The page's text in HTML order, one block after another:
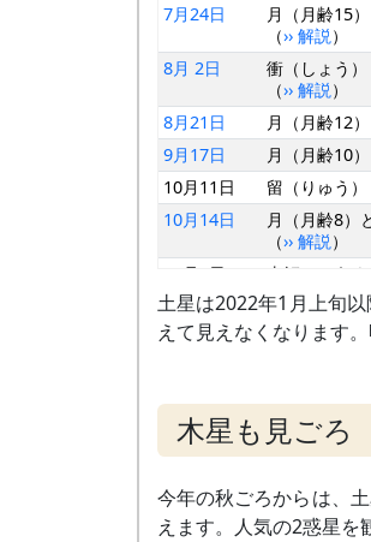
7月24日
月（月齢15
（›› 解説 ）
8月 2日
衝（しょう）
（›› 解説 ）
8月21日 月（月齢12
9月17日
月（月齢10
10月11日
留（りゅう）
10月14日
月（月齢8）
（›› 解説 ）
11月5日 東矩（とうく
11月10日
月（月齢6）
～中旬
（›› 解説
2月 5日
合
土星は2022年1月上旬
えて見えなくなります
木星も見ごろ
今年の秋ごろからは、
えます。人気の2惑星を